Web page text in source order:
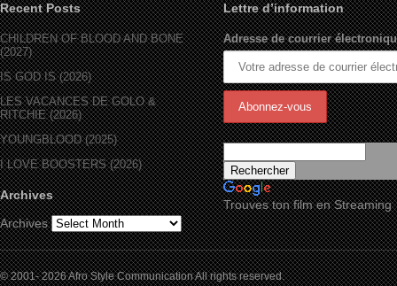
Recent Posts
CHILDREN OF BLOOD AND BONE
(2027)
IS GOD IS (2026)
LES VACANCES DE GOLO &
RITCHIE (2026)
YOUNGBLOOD (2025)
I LOVE BOOSTERS (2026)
Archives
Archives
Lettre d’information
Adresse de courrier
Trouves ton film en Streaming
© 2001- 2026 Afro Style Communication All rights reserved.